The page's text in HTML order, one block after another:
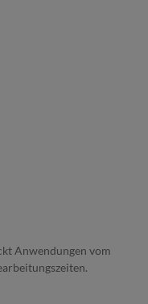
Anwendungen vom